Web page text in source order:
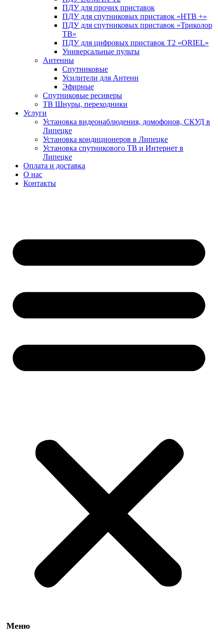
ПДУ для прочих приставок
ПДУ для спутниковых приставок «НТВ +»
ПДУ для спутниковых приставок «Триколор
ТВ»
ПДУ для цифровых приставок Т2 «ORIEL»
Универсальные пульты
Антенны
Спутниковые
Усилители для Антенн
Эфирные
Спутниковые ресиверы
ТВ Шнуры, переходники
Услуги
Установка видеонаблюдения, домофонов, СКУД в
Липецке
Установка кондиционеров в Липецке
Установка спутникового ТВ и Интернет в
Липецке
Оплата и доставка
О нас
Контакты